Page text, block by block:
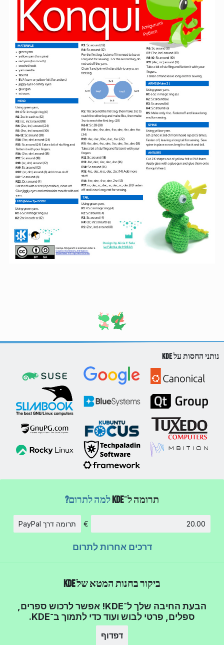
נותני החסות על KDE
תרומה ל־KDE למה לתרום?
€ תרומה דרך PayPal
דרכים אחרות לתרום
ביקור בחנות המטא של KDE
הבעת החיבה שלך ל־KDE! אפשר לרכוש ספרים,
ספלים, פרטי לבוש ועוד כדי לתמוך ב־KDE.
דפדוף